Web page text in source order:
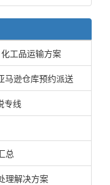
工品运输方案
马逊仓库预约派送
专线
总
理解决方案